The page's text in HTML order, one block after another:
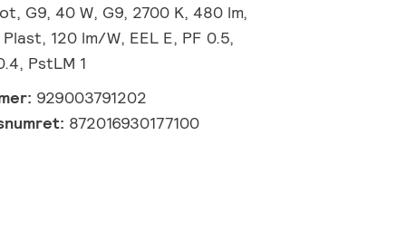
G9, 40 W, G9, 2700 K, 480 lm,
120 lm/W, EEL E, PF 0.5,
PstLM 1
929003791202
872016930177100